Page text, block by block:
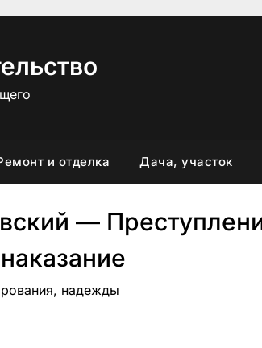
и отделка Дача, участок
—
наказание
надежды